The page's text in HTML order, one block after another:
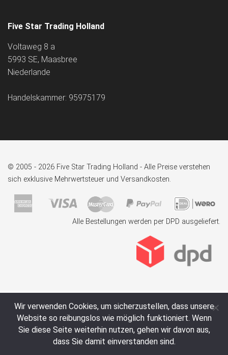
Five Star Trading Holland
Voltaweg 8 a
5993 SE, Maasbree
Niederlande
Handelskammer: 95975179
© 2005 - 2026 Five Star Trading Holland - Alle Preise verstehen
sich exklusive Mehrwertsteuer und Versandkosten.
Alle Bestellungen werden per DPD ausgeliefert.
Wir verwenden Cookies, um sicherzustellen, dass unsere
Website so reibungslos wie möglich funktioniert. Wenn
Sie diese Seite weiterhin nutzen, gehen wir davon aus,
dass Sie damit einverstanden sind.